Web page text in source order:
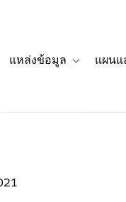
for เรื่องราวของลูกค้า
sub-navigation for โซลูชัน
แหล่งข้อมูล แผนแ